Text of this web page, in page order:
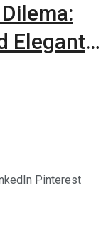
Elegant
Pinterest